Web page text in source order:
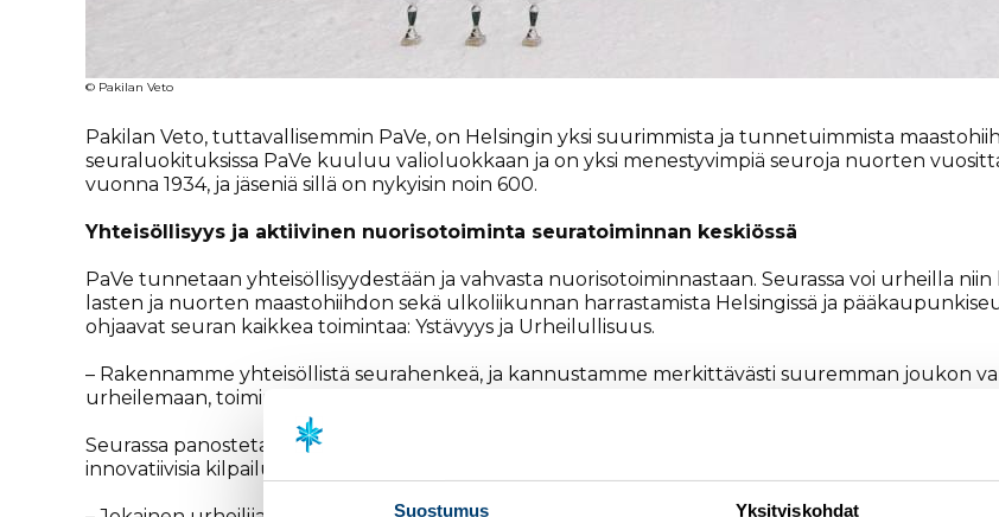
Suostumus Yksityiskohdat
© Pakilan Veto
Pakilan Veto, tuttavallisemmin PaVe, on Helsingin yksi suurimmista ja tunnetuimmista
seuraluokituksissa PaVe kuuluu valioluokkaan ja on yksi menestyvimpiä seuroja nuorten
vuonna 1934, ja jäseniä sillä on nykyisin noin 600.
Yhteisöllisyys ja aktiivinen nuorisotoiminta seuratoiminnan keskiössä
PaVe tunnetaan yhteisöllisyydestään ja vahvasta nuorisotoiminnastaan. Seurassa voi urheilla
lasten ja nuorten maastohiihdon sekä ulkoliikunnan harrastamista Helsingissä ja
ohjaavat seuran kaikkea toimintaa: Ystävyys ja Urheilullisuus.
– Rakennamme yhteisöllistä seurahenkeä, ja kannustamme merkittävästi suuremman joukon
urheilemaan, toiminnan pyörittämiseen ja tapahtuminen järjestämiseen, avaa Pakilan Vedon
Seurassa panostetaan laadukkaaseen ja monimuotoiseen kilpa- ja harrastehiihtäjien
innovatiivisia kilpailutapahtumia.